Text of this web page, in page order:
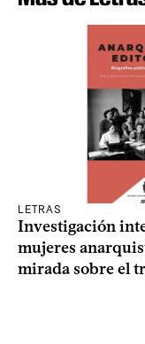
LETRAS
Investigación
mujeres
mirada sobre el